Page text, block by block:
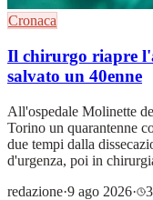
Cronaca
Il chirurgo riapre
salvato un 40enne
All'ospedale Molinette
Torino un quarantenne
due tempi dalla
d'urgenza, poi in
redazione·9 ago 2026·